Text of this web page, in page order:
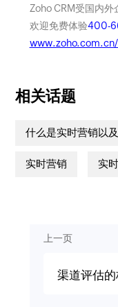
Zoho CRM受国内外
欢迎免费体验400-
相关话题
什么是实时营销以
实时营销 实
上一页
渠道评估